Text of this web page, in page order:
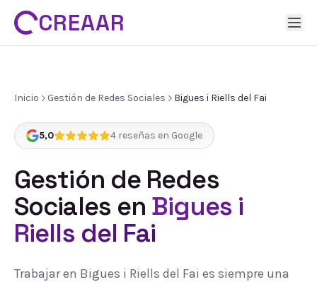
CREAAR
Inicio Gestión de Redes Sociales Bigues i Riells del Fai
5,0 4 reseñas en Google
Gestión de Redes
Sociales en Bigues i
Riells del Fai
Trabajar en Bigues i Riells del Fai es siempre una